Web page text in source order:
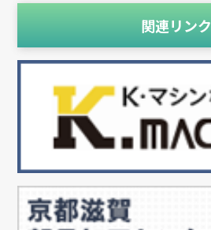
関連リンク